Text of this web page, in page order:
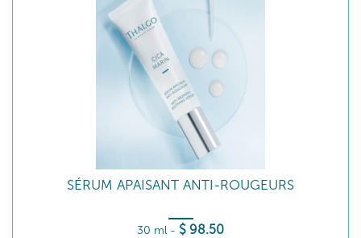
SÉRUM APAISANT ANTI-ROUGEURS
30 ml - $ 98.50